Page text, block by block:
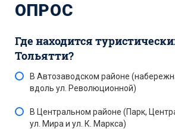
ОПРОС
Где находится
Тольятти?
В Автозаводском районе
вдоль ул. Революционной)
В Центральном районе (Парк,
ул. Мира и ул. К. Маркса)